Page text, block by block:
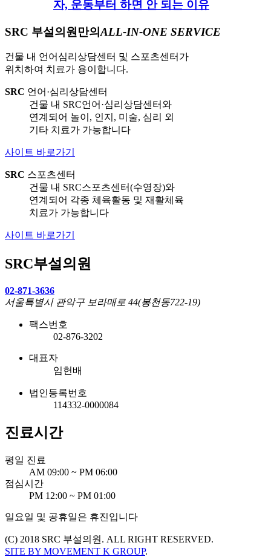
자, 운동부터 하면 안 되는 이유
SRC 부설의원만의ALL-IN-ONE SERVICE
건물 내 언어심리상담센터 및 스포츠센터가
위치하여 치료가 용이합니다.
SRC 언어·심리상담센터
건물 내 SRC언어·심리상담센터와
연계되어 놀이, 인지, 미술, 심리 외
기타 치료가 가능합니다
사이트 바로가기
SRC 스포츠센터
건물 내 SRC스포츠센터(수영장)와
연계되어 각종 체육활동 및 재활체육
치료가 가능합니다
사이트 바로가기
SRC부설의원
02-871-3636
서울특별시 관악구 보라매로 44(봉천동722-19)
팩스번호
02-876-3202
대표자
임헌배
법인등록번호
114332-0000084
진료시간
평일 진료
AM 09:00 ~ PM 06:00
점심시간
PM 12:00 ~ PM 01:00
일요일 및 공휴일은 휴진입니다
(C) 2018 SRC 부설의원. ALL RIGHT RESERVED.
SITE BY MOVEMENT K GROUP.